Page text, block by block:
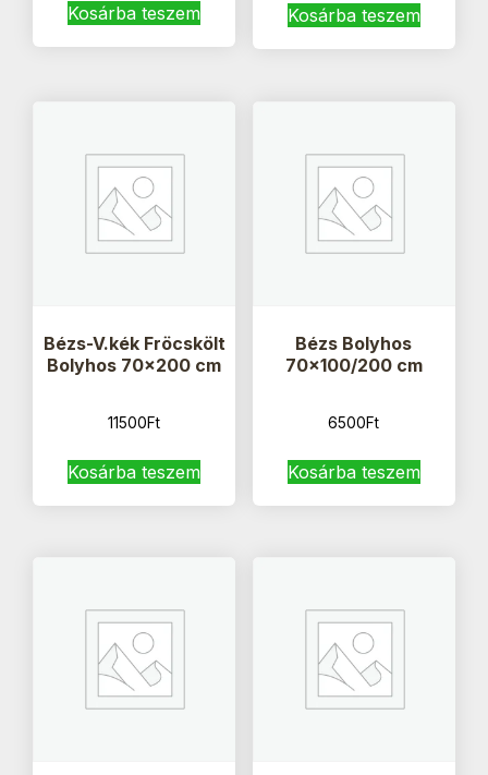
Kosárba teszem Kosárba teszem
Bézs-V.kék Fröcskölt
Bolyhos 70×200 cm
11500Ft
Kosárba teszem
Bézs Bolyhos
70×100/200 cm
6500Ft
Kosárba teszem